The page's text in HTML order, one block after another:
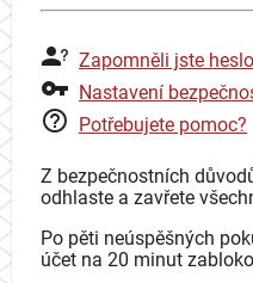
Zapomněli jste
Nastavení
Potřebujete pomoc?
Z bezpečnostních
odhlaste a zavřete
Po pěti neúspěšných
účet na 20 minut